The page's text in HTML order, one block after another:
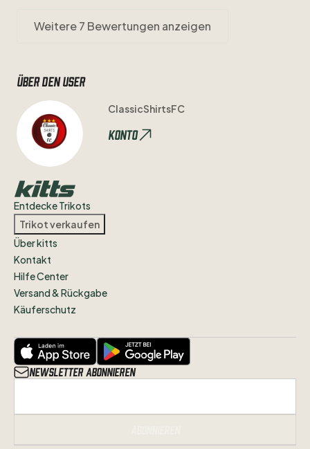
Weitere 7 Bewertungen anzeigen
Über den user
ClassicShirtsFC
Konto
Entdecke Trikots
Trikot verkaufen
Über kitts
Kontakt
Hilfe Center
Versand & Rückgabe
Käuferschutz
Newsletter abonnieren